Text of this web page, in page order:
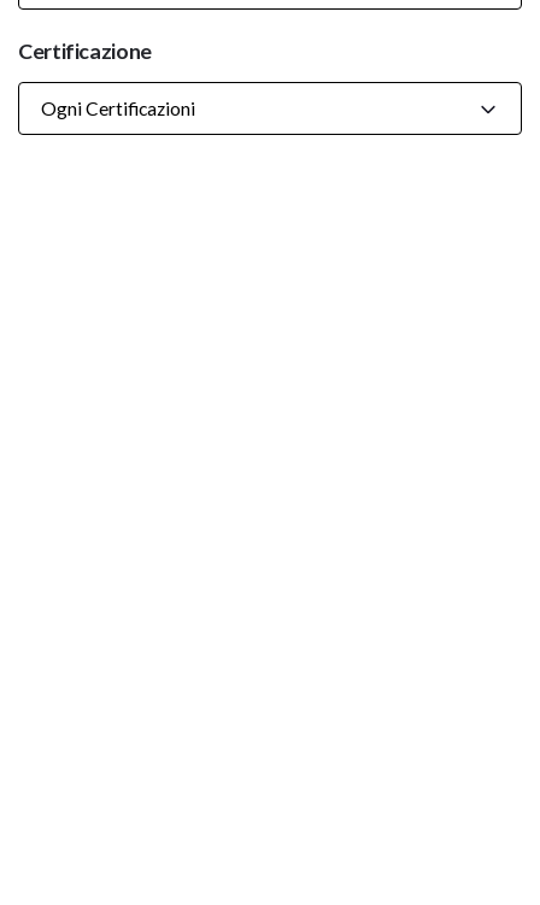
Certificazione
Ogni Certificazioni